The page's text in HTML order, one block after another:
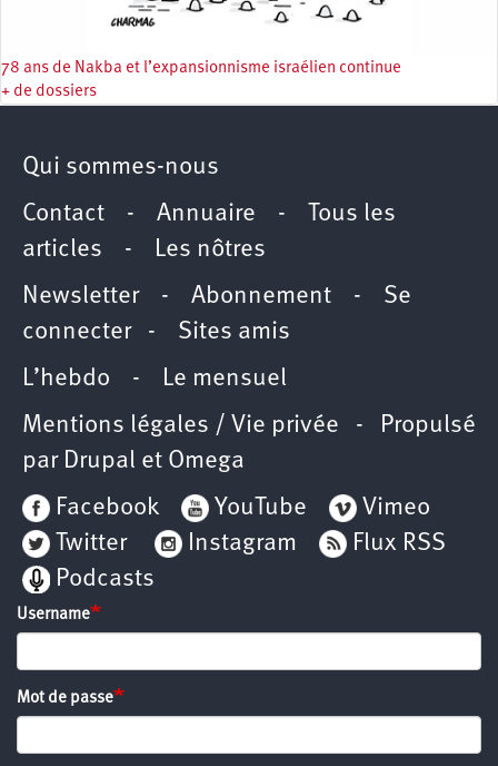
78 ans de Nakba et l’expansionnisme israélien continue
+ de dossiers
Qui sommes-nous
Contact - Annuaire -
Tous les
articles - Les nôtres
Newsletter- Abonnement - Se
connecter- Sites amis
L’hebdo - Le mensuel
Mentions légales / Vie privée - Propulsé
par Drupal et Omega
Facebook
YouTube
Vimeo
Twitter
Instagram
Flux RSS
Podcasts
Username
Mot de passe